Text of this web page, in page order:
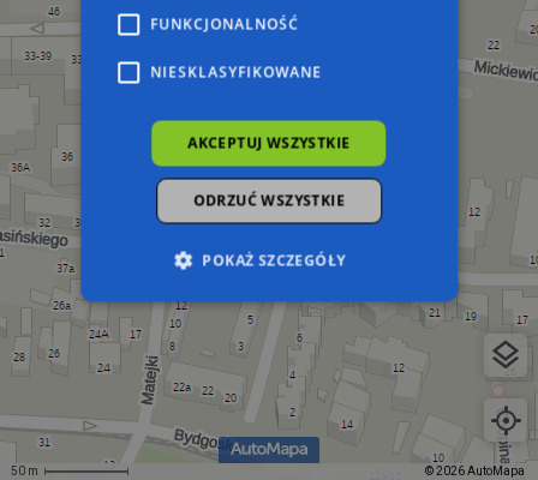
50 m © 2026 AutoMapa
FUNKCJONALNOŚĆ
NIESKLASYFIKOWANE
AKCEPTUJ WSZYSTKIE
ODRZUĆ WSZYSTKIE
POKAŻ SZCZEGÓŁY
Niezbędne Wydajność
Targetowanie
Funkcjonalność
Niesklasyfikowane
Niezbędne pliki cookie umożliwiają korzystanie z
podstawowych funkcji strony internetowej,
takich jak logowanie użytkownika i zarządzanie